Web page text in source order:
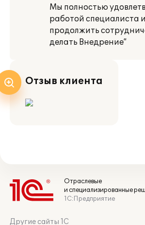
Мы полностью
работой специалиста
продолжить
делать Внедрение”
Отзыв клиента
Отраслевые
и специализированные
1С:Предприятие
Другие сайты 1С